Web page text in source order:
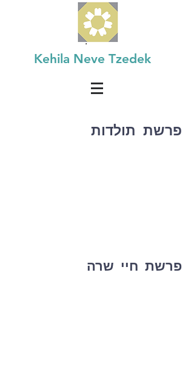
Kehila Neve Tzedek
פרשת תולדות
פרשת חיי שרה